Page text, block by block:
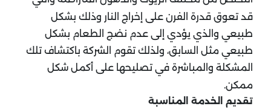
قد تعوق قدرة الفرن على إخراج النار وذلك بشكل
طبيعي والذي يؤدي إلى عدم نضج الطعام بشكل
طبيعي مثل السابق، ولذلك تقوم الشركة باكتشاف تلك
المشكلة والمباشرة في تصليحها على أكمل شكل
ممكن.
تقديم الخدمة المناسبة